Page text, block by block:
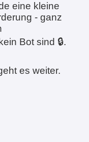
eine kleine
- ganz
Bot sind 🔒.
es weiter.